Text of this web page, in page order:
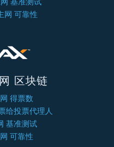
网 可靠性
区块链
得票数
给投票代理人
基准测试
可靠性